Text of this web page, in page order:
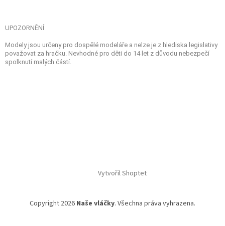
UPOZORNĚNÍ
Modely jsou určeny pro dospělé modeláře a nelze je z hlediska legislativy
považovat za hračku. Nevhodné pro děti do 14 let z důvodu nebezpečí
spolknutí malých částí.
Vytvořil Shoptet
Copyright 2026 Naše vláčky. Všechna práva vyhrazena.